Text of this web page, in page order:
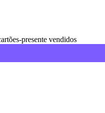
presente vendidos